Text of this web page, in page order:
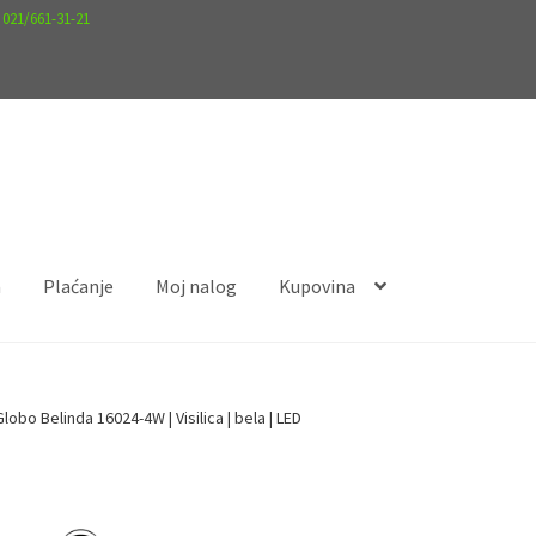
021/661-31-21
Plaćanje Moj nalog Kupovina
Belinda 16024-4W | Visilica | bela | LED